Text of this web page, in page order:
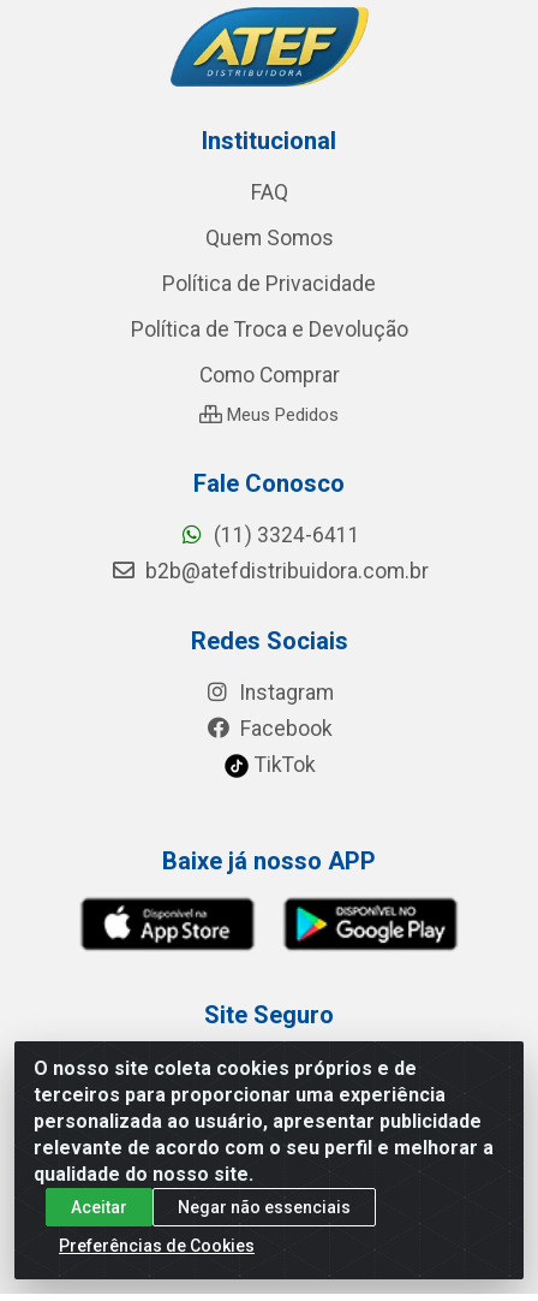
O nosso site coleta cookies próprios e de
terceiros para proporcionar uma experiência
personalizada ao usuário, apresentar publicidade
relevante de acordo com o seu perfil e melhorar a
qualidade do nosso site.
Aceitar
Negar não essenciais
Preferências de Cookies
Institucional
FAQ
Quem Somos
Política de Privacidade
Política de Troca e Devolução
Como Comprar
Meus Pedidos
Fale Conosco
(11) 3324-6411
b2b@atefdistribuidora.com.br
Redes Sociais
Instagram
Facebook
TikTok
Baixe já nosso APP
Site Seguro
Loja / Showroom
Tel.: (11) 3227-0546
Av Vautier, 587/597 - Pari - São Paulo/SP